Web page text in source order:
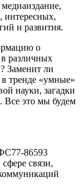
интересных,
и развития.
о
различных
Заменит ли
тренде «умные»
науки, загадки
Все это мы будем
86593
связи,